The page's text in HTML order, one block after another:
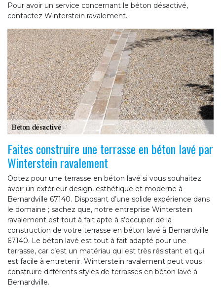
Pour avoir un service concernant le béton désactivé,
contactez Winterstein ravalement.
Faites construire une terrasse en béton lavé par
Winterstein ravalement
Optez pour une terrasse en béton lavé si vous souhaitez
avoir un extérieur design, esthétique et moderne à
Bernardville 67140. Disposant d’une solide expérience dans
le domaine ; sachez que, notre entreprise Winterstein
ravalement est tout à fait apte à s’occuper de la
construction de votre terrasse en béton lavé à Bernardville
67140. Le béton lavé est tout à fait adapté pour une
terrasse, car c’est un matériau qui est très résistant et qui
est facile à entretenir. Winterstein ravalement peut vous
construire différents styles de terrasses en béton lavé à
Bernardville.